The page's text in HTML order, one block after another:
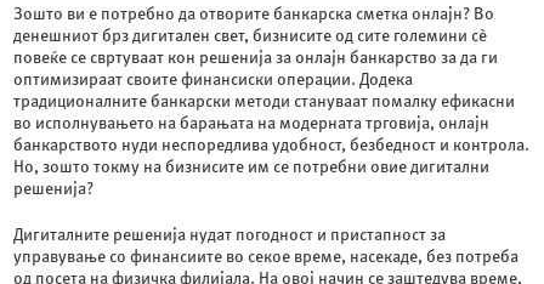
Зошто ви е потребно да отворите банкарска сметка онлајн? Во
денешниот брз дигитален свет, бизнисите од сите големини сѐ
повеќе се свртуваат кон решенија за онлајн банкарство за да ги
оптимизираат своите финансиски операции. Додека
традиционалните банкарски методи стануваат помалку ефикасни
во исполнувањето на барањата на модерната трговија, онлајн
банкарството нуди неспоредлива удобност, безбедност и контрола.
Но, зошто токму на бизнисите им се потребни овие дигитални
решенија?
Дигиталните решенија нудат погодност и пристапност за
управување со финансиите во секое време, насекаде, без потреба
од посета на физичка филијала. На овој начин се заштедува време,